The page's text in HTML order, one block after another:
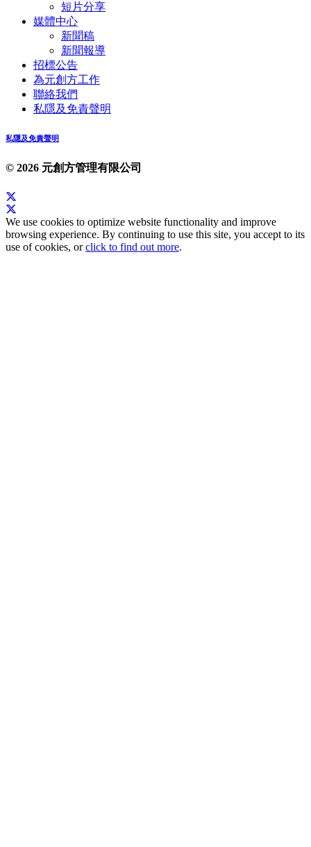
短片分享
媒體中心
新聞稿
新聞報導
招標公告
為元創方工作
聯絡我們
私隱及免責聲明
私隱及免責聲明
© 2026 元創方管理有限公司
We use cookies to optimize website functionality and improve
browsing experience. By continuing to use this site, you accept to its
use of cookies, orclick to find out more.